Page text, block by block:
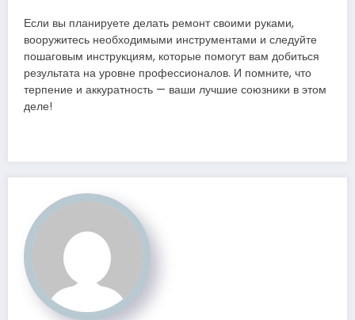
Если вы планируете делать ремонт своими руками,
вооружитесь необходимыми инструментами и следуйте
пошаговым инструкциям, которые помогут вам добиться
результата на уровне профессионалов. И помните, что
терпение и аккуратность — ваши лучшие союзники в этом
деле!